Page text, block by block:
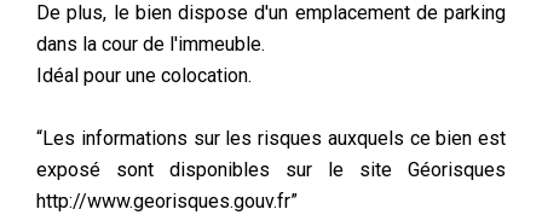
De plus, le bien dispose d'un emplacement de parking
dans la cour de l'immeuble.
Idéal pour une colocation.
“Les informations sur les risques auxquels ce bien est
exposé sont disponibles sur le site Géorisques
http://www.georisques.gouv.fr”